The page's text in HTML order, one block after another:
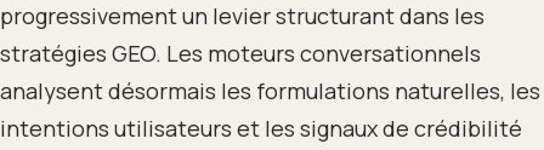
progressivement un levier structurant dans les
stratégies GEO. Les moteurs conversationnels
analysent désormais les formulations naturelles, les
intentions utilisateurs et les signaux de crédibilité